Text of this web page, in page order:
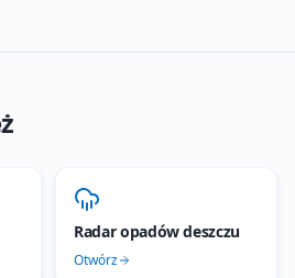
Radar opadów deszczu
Otwórz